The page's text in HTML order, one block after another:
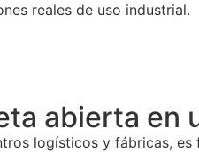
reales de uso industrial.
abierta en
logísticos y fábricas,